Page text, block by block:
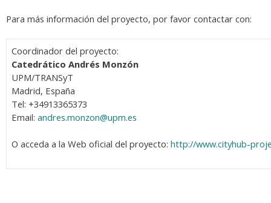
Para más información del proyecto, por favor contactar con:
Coordinador del proyecto:
Catedrático Andrés Monzón
UPM/TRANSyT
Madrid, España
Tel: +34913365373
Email: andres.monzon@upm.es
O acceda a la Web oficial del proyecto: http://www.cityhub-